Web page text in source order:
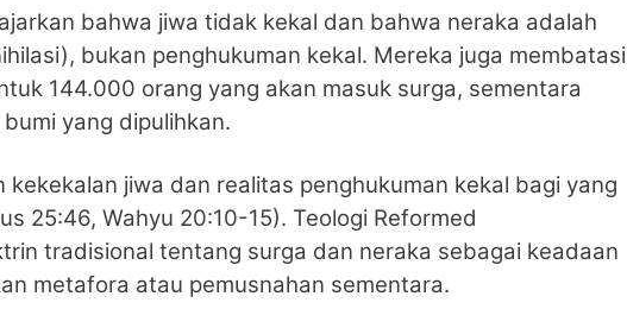
bahwa jiwa tidak kekal dan bahwa neraka adalah
bukan penghukuman kekal. Mereka juga membatasi
144.000 orang yang akan masuk surga, sementara
yang dipulihkan.
kekekalan jiwa dan realitas penghukuman kekal bagi yang
25:46, Wahyu 20:10-15). Teologi Reformed
tradisional tentang surga dan neraka sebagai keadaan
metafora atau pemusnahan sementara.